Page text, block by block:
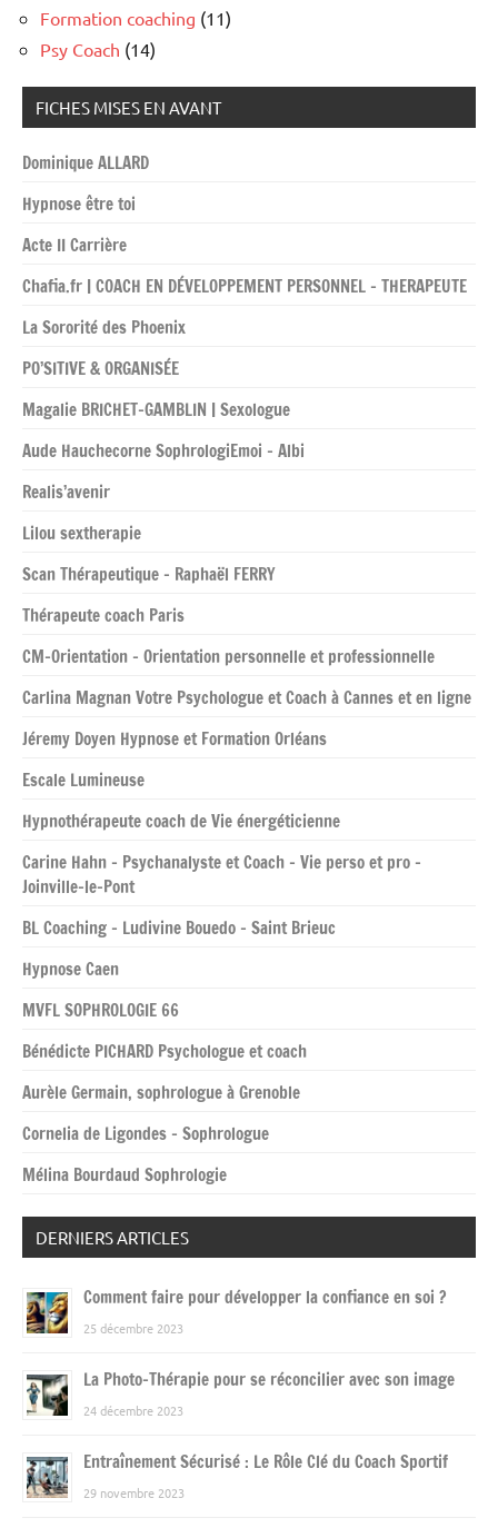
Formation coaching (11)
Psy Coach (14)
FICHES MISES EN AVANT
Dominique ALLARD
Hypnose être toi
Acte II Carrière
Chafia.fr | COACH EN DÉVELOPPEMENT PERSONNEL – THERAPEUTE
La Sororité des Phoenix
PO’SITIVE & ORGANISÉE
Magalie BRICHET-GAMBLIN | Sexologue
Aude Hauchecorne SophrologiEmoi – Albi
Realis’avenir
Lilou sextherapie
Scan Thérapeutique – Raphaël FERRY
Thérapeute coach Paris
CM-Orientation – Orientation personnelle et professionnelle
Carlina Magnan Votre Psychologue et Coach à Cannes et en ligne
Jéremy Doyen Hypnose et Formation Orléans
Escale Lumineuse
Hypnothérapeute coach de Vie énergéticienne
Carine Hahn – Psychanalyste et Coach – Vie perso et pro –
Joinville-le-Pont
BL Coaching – Ludivine Bouedo – Saint Brieuc
Hypnose Caen
MVFL SOPHROLOGIE 66
Bénédicte PICHARD Psychologue et coach
Aurèle Germain, sophrologue à Grenoble
Cornelia de Ligondes – Sophrologue
Mélina Bourdaud Sophrologie
DERNIERS ARTICLES
Comment faire pour développer la confiance en soi ?
25 décembre 2023
La Photo-Thérapie pour se réconcilier avec son image
24 décembre 2023
Entraînement Sécurisé : Le Rôle Clé du Coach Sportif
29 novembre 2023